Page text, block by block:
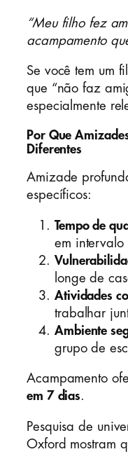
“Meu filho fez
acampamento
Se você tem um
que “não faz
especialmente
Por Que
Diferentes
Amizade
específicos:
Tempo de
em intervalo
longe de
Atividades
trabalhar
Ambiente
grupo de
Acampamento
em 7 dias.
Pesquisa de
Oxford mostram